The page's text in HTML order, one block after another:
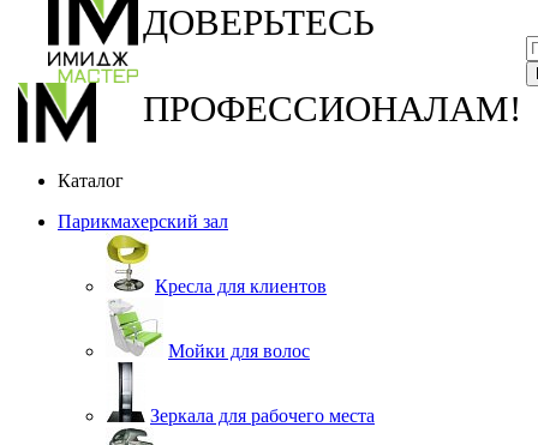
ДОВЕРЬТЕСЬ
ПРОФЕССИОНАЛАМ!
Каталог
Парикмахерский зал
Кресла для клиентов
Мойки для волос
Зеркала для рабочего места